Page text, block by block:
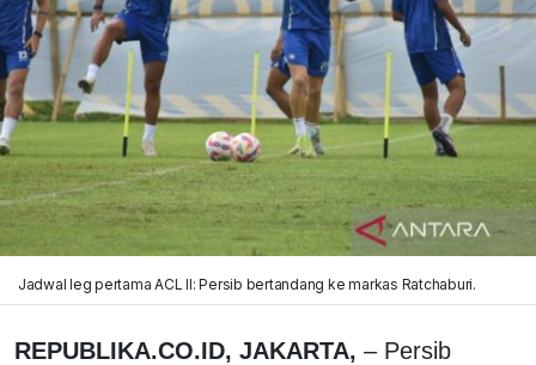
Jadwal leg pertama ACL II: Persib bertandang ke markas Ratchaburi.
REPUBLIKA.CO.ID, JAKARTA, – Persib